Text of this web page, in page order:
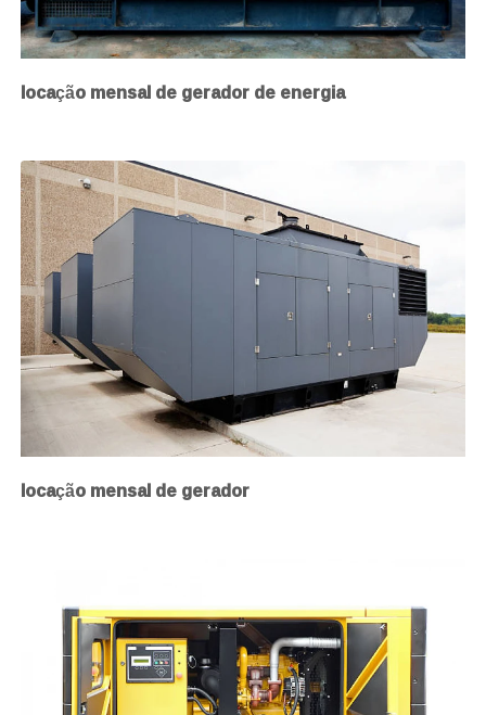
locação mensal de gerador de energia
locação mensal de gerador